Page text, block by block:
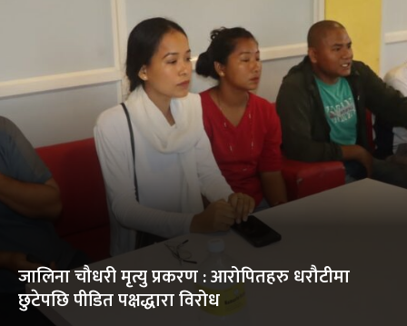
जालिना चौधरी मृत्यु प्रकरण : आरोपितहरु धरौटीमा
छुटेपछि पीडित पक्षद्धारा विरोध